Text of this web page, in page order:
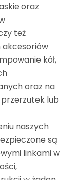
oraz
też
akcesoriów
kół,
oraz na
przerzutek lub
naszych
są
linkami w